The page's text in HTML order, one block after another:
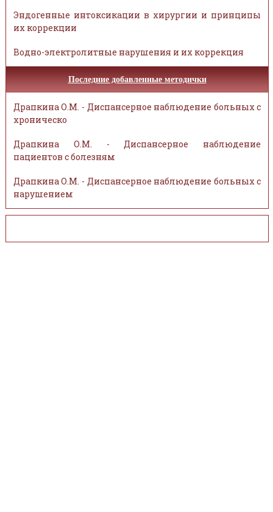
Эндогенные интоксикации в хирургии и принципы
их коррекции
Водно-электролитные нарушения и их коррекция
Последние добавленные методички
Драпкина О.М. - Диспансерное наблюдение больных с
хроническо
Драпкина О.М. - Диспансерное наблюдение
пациентов с болезням
Драпкина О.М. - Диспансерное наблюдение больных с
нарушением